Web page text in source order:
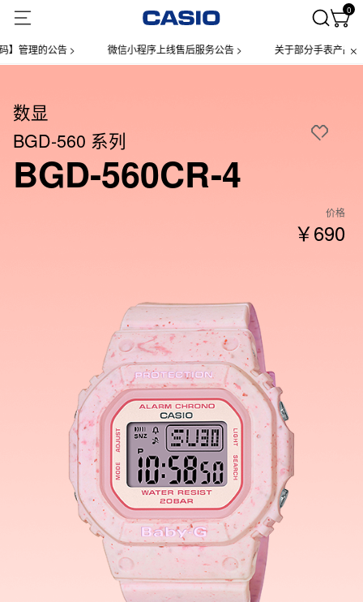
0
理的公告 > 微信小程序上线售后服务公告 > 关于部分手表产品实施
数显
BGD-560 系列
BGD-560CR-4
价格
￥690